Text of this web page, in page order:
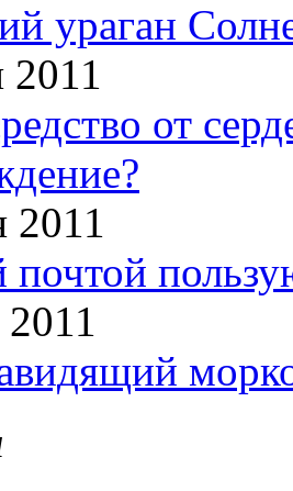
ураган
2011
от
2011
2011